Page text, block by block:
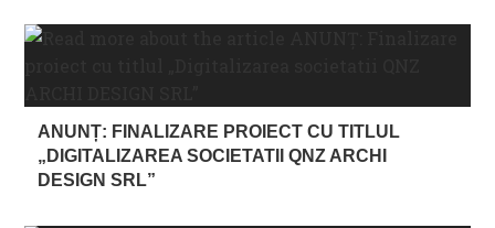
ANUNȚ: FINALIZARE PROIECT CU TITLUL
„DIGITALIZAREA SOCIETATII QNZ ARCHI
DESIGN SRL”